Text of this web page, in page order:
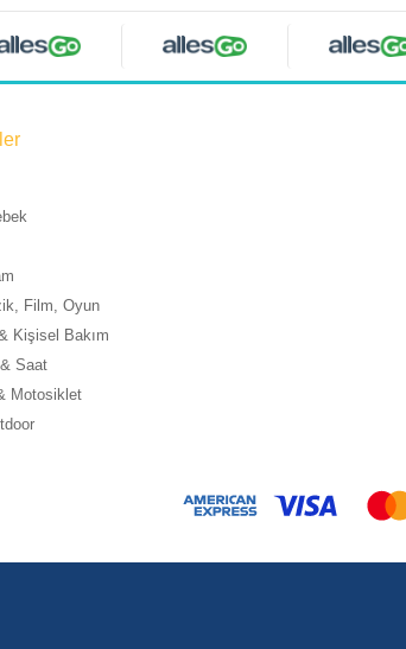
Film, Oyun
Kişisel Bakım
Saat
Motosiklet